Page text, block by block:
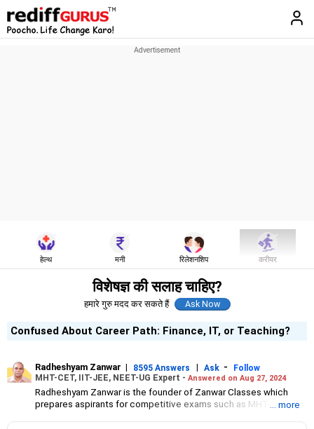
हेल्थ मनी रिलेशनशिप करीयर
विशेषज्ञ की सलाह चाहिए?
हमारे गुरु मदद कर सकते हैं
Confused About Career Path: Finance, IT, or Teaching?
Radheshyam Zanwar | 8595 Answers | Ask -
Follow
MHT-CET, IIT-JEE, NEET-UG Expert - Answered on Aug 27, 2024
Radheshyam Zanwar is the founder of Zanwar Classes which
prepares aspirants for competitive exams such as MHT-CET, IIT-
... more